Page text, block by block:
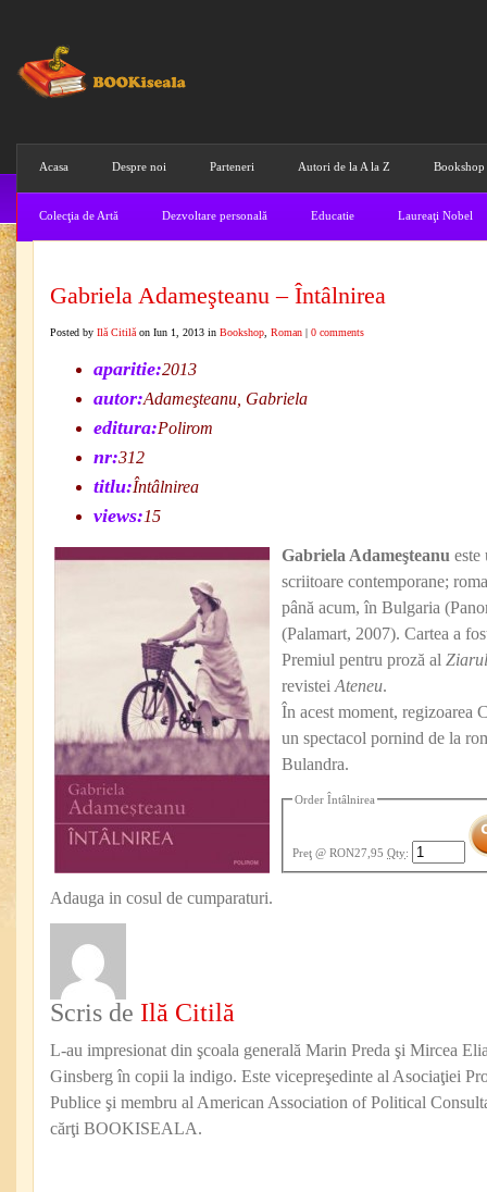
Acasa Despre noi Parteneri Autori de la A la Z Bookshop
Colecţia de Artă Dezvoltare personală Educatie Laureaţi Nobel
Gabriela Adameşteanu – Întâlnirea
Posted by Ilă Citilă on Iun 1, 2013 in Bookshop Roman | 0 comments
aparitie:2013
autor:Adameşteanu, Gabriela
editura:Polirom
nr:312
titlu:Întâlnirea
views:15
Gabriela Adameşteanu este
scriitoare contemporane;
până acum, în Bulgaria
(Palamart, 2007). Cartea a
Premiul pentru proză al
revistei Ateneu.
În acest moment, regizoarea
un spectacol pornind de la
Bulandra.
Order Întâlnirea
Preţ @ RON27,95 Qty:
Adauga in cosul de cumparaturi.
Scris de Ilă Citilă
L-au impresionat din şcoala generală Marin Preda şi Mircea
Ginsberg în copii la indigo. Este vicepreşedinte al Asociaţiei
Publice şi membru al American Association of Political
cărţi BOOKISEALA.